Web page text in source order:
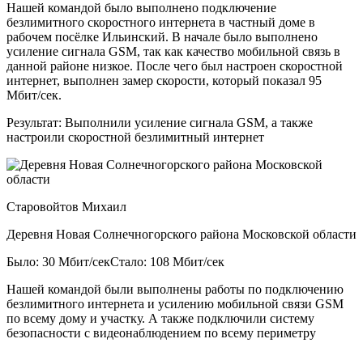
Нашей командой было выполнено подключение
безлимитного скоростного интернета в частный доме в
рабочем посёлке Ильинский. В начале было выполнено
усиление сигнала GSM, так как качество мобильной связь в
данной районе низкое. После чего был настроен скоростной
интернет, выполнен замер скорости, который показал 95
Мбит/сек.
Результат: Выполнили усиление сигнала GSM, а также
настроили скоростной безлимитный интернет
Старовойтов Михаил
Деревня Новая Солнечногорского района Московской области
Было: 30 Мбит/секСтало: 108 Мбит/сек
Нашей командой были выполнены работы по подключению
безлимитного интернета и усилению мобильной связи GSM
по всему дому и участку. А также подключили систему
безопасности с видеонаблюдением по всему периметру